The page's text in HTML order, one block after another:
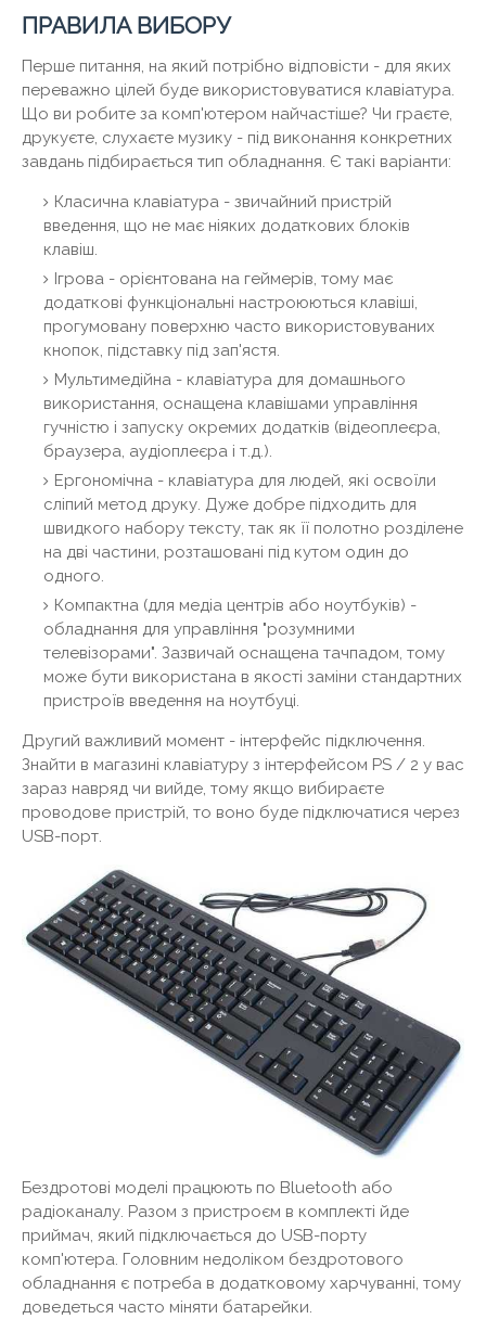
ПРАВИЛА ВИБОРУ
Перше питання, на який потрібно відповісти - для яких
переважно цілей буде використовуватися клавіатура.
Що ви робите за комп'ютером найчастіше? Чи граєте,
друкуєте, слухаєте музику - під виконання конкретних
завдань підбирається тип обладнання. Є такі варіанти:
Класична клавіатура - звичайний пристрій
введення, що не має ніяких додаткових блоків
клавіш.
Ігрова - орієнтована на геймерів, тому має
додаткові функціональні настроюються клавіші,
прогумовану поверхню часто використовуваних
кнопок, підставку під зап'ястя.
Мультимедійна - клавіатура для домашнього
використання, оснащена клавішами управління
гучністю і запуску окремих додатків (відеоплеєра,
браузера, аудіоплеєра і т.д.).
Ергономічна - клавіатура для людей, які освоїли
сліпий метод друку. Дуже добре підходить для
швидкого набору тексту, так як її полотно розділене
на дві частини, розташовані під кутом один до
одного.
Компактна (для медіа центрів або ноутбуків) -
обладнання для управління "розумними
телевізорами". Зазвичай оснащена тачпадом, тому
може бути використана в якості заміни стандартних
пристроїв введення на ноутбуці.
Другий важливий момент - інтерфейс підключення.
Знайти в магазині клавіатуру з інтерфейсом PS / 2 у вас
зараз навряд чи вийде, тому якщо вибираєте
проводове пристрій, то воно буде підключатися через
USB-порт.
Бездротові моделі працюють по Bluetooth або
радіоканалу. Разом з пристроєм в комплекті йде
приймач, який підключається до USB-порту
комп'ютера. Головним недоліком бездротового
обладнання є потреба в додатковому харчуванні, тому
доведеться часто міняти батарейки.